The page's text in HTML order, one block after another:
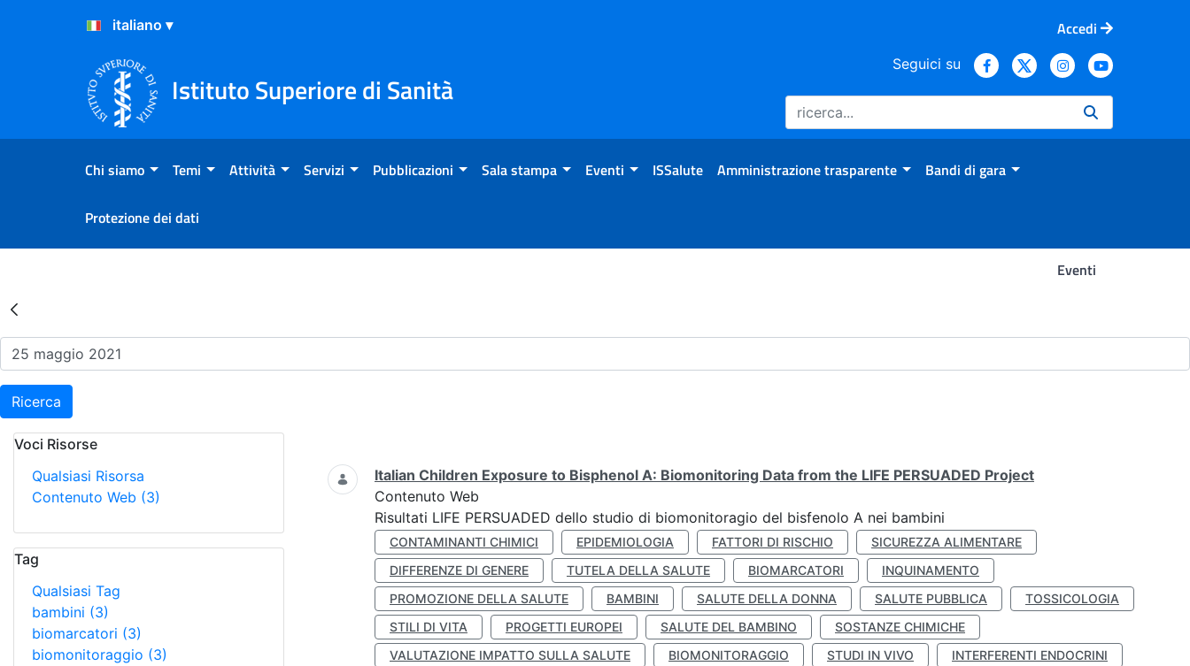
Salta al Contenuto
Salta al Footer
Accedi
Istituto Superiore di Sanità
Seguici su
Chi siamo Temi Attività Servizi Pubblicazioni Sala stampa Eventi ISSalute Amministrazione trasparente Bandi di gara
Protezione dei dati
Eventi
Risultati della Ricerca - Eventi
Ricerca
Voci Risorse
Qualsiasi Risorsa
Contenuto Web (3)
Tag
Qualsiasi Tag
bambini (3)
biomarcatori (3)
biomonitoraggio (3)
Ricerca
Italian Children Exposure to Bisphenol A: Biomonitoring Data from the LIFE PERSUADED Project
Contenuto Web
Risultati LIFE PERSUADED dello studio di biomonitoragio del bisfenolo A nei bambini
CONTAMINANTI CHIMICI EPIDEMIOLOGIA FATTORI DI RISCHIO
SICUREZZA ALIMENTARE
DIFFERENZE DI GENERE
TUTELA DELLA SALUTE BIOMARCATORI
INQUINAMENTO
PROMOZIONE DELLA SALUTE
BAMBINI SALUTE DELLA DONNA SALUTE PUBBLICA
TOSSICOLOGIA
STILI DI VITA
PROGETTI EUROPEI SALUTE DEL BAMBINO
SOSTANZE CHIMICHE
VALUTAZIONE IMPATTO SULLA SALUTE
BIOMONITORAGGIO STUDI IN VIVO
INTERFERENTI ENDOCRINI